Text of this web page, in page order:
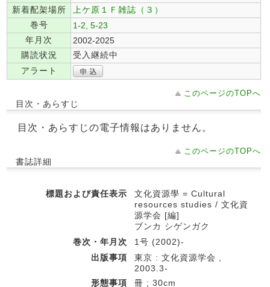
新着配架場所
上ケ原１Ｆ雑誌（３）
巻号
1-2, 5-23
年月次
2002-2025
購読状況
受入継続中
アラート
このページのTOPへ
目次・あらすじ
目次・あらすじの電子情報はありません。
このページのTOPへ
書誌詳細
標題および責任表示
文化資源學 = Cultural
resources studies / 文化資
源学会 [編]
ブンカ シゲンガク
巻次・年月次
1号 (2002)-
出版事項
東京 : 文化資源学会 ,
2003.3-
形態事項
冊 ; 30cm